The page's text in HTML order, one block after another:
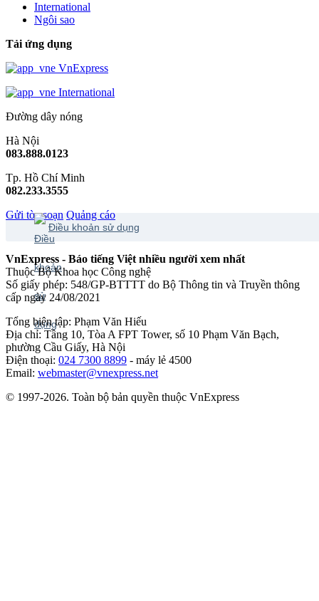
International
Ngôi sao
Tải ứng dụng
VnExpress
International
Đường dây nóng
Hà Nội
083.888.0123
Tp. Hồ Chí Minh
082.233.3555
Gửi tòa soạn Quảng cáo
Điều khoản sử dụng
VnExpress - Báo tiếng Việt nhiều người xem nhất
Thuộc Bộ Khoa học Công nghệ
Số giấy phép: 548/GP-BTTTT do Bộ Thông tin và Truyền thông
cấp ngày 24/08/2021
Tổng biên tập: Phạm Văn Hiếu
Địa chỉ: Tầng 10, Tòa A FPT Tower, số 10 Phạm Văn Bạch,
phường Cầu Giấy, Hà Nội
Điện thoại: 024 7300 8899 - máy lẻ 4500
Email: webmaster@vnexpress.net
© 1997-2026. Toàn bộ bản quyền thuộc VnExpress